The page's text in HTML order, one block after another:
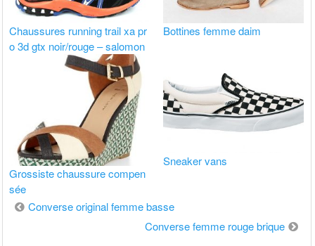
Chaussures running trail xa pr
o 3d gtx noir/rouge – salomon
Bottines femme daim
Grossiste chaussure compen
sée
Sneaker vans
Navigation
Converse original femme basse
Converse femme rouge brique